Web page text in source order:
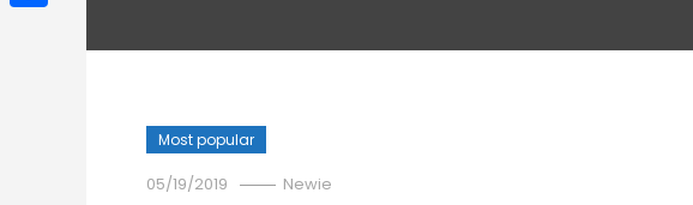
Most popular
05/19/2019 Newie